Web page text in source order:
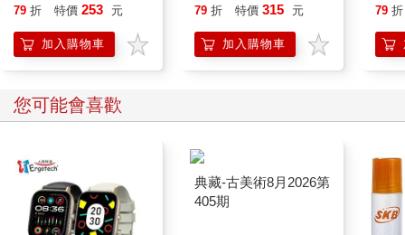
79 折 特價 253 元
加入購物車
79 折 特價 315 元
加入購物車
79 折
您可能會喜歡